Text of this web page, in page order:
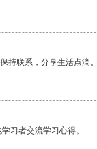
持联系，分享生活点滴。
习者交流学习心得。